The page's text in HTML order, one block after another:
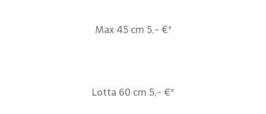
Max 45 cm 5,- €*
Lotta 60 cm 5,- €*